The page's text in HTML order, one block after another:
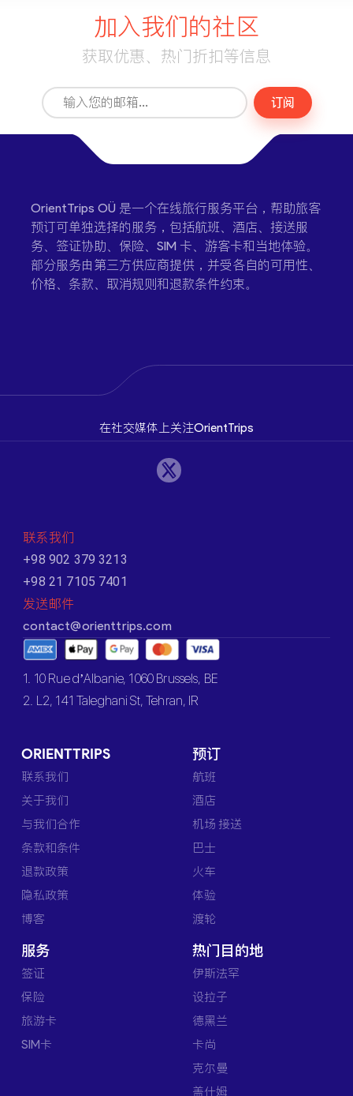
加入我们的社区
获取优惠、热门折扣等信息
订阅
OrientTrips OÜ 是一个在线旅行服务平台，帮助旅客
预订可单独选择的服务，包括航班、酒店、接送服
务、签证协助、保险、SIM 卡、游客卡和当地体验。
部分服务由第三方供应商提供，并受各自的可用性、
价格、条款、取消规则和退款条件约束。
在社交媒体上关注OrientTrips
联系我们
+98 902 379 3213
+98 21 7105 7401
发送邮件
contact@orienttrips.com
1. 10 Rue d’Albanie, 1060 Brussels, BE
2. L2, 141 Taleghani St, Tehran, IR
ORIENTTRIPS
联系我们
关于我们
与我们合作
条款和条件
退款政策
隐私政策
博客
预订
航班
酒店
机场 接送
巴士
火车
体验
渡轮
服务
签证
保险
旅游卡
SIM卡
热门目的地
伊斯法罕
设拉子
德黑兰
卡尚
克尔曼
盖什姆